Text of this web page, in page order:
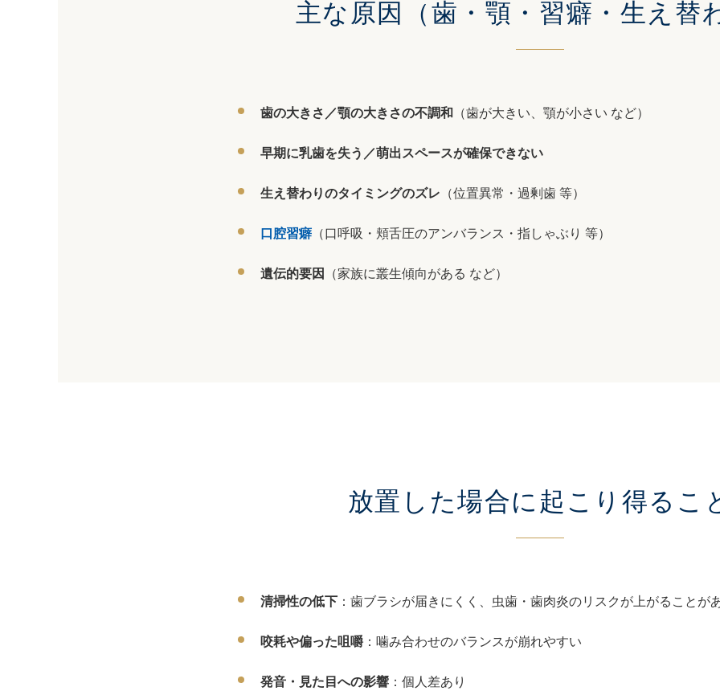
主な原因 （歯・顎・習癖・生え替
歯の大きさ／顎の大きさの不調和 （歯が大きい、顎が小さい など）
早期に乳歯を失う／萌出スペースが確保できない
生え替わりのタイミングのズレ （位置異常・過剰歯 等）
口腔習癖 （口呼吸・頬舌圧のアンバランス・指しゃぶり 等）
遺伝的要因 （家族に叢生傾向がある など）
放置した場合に 起こり得るこ
清掃性の低下 ：歯ブラシが届きにくく、虫歯・歯肉炎のリスクが上がることが
咬耗や偏った咀嚼 ：噛み合わせのバランスが崩れやすい
発音・見た目への影響 ：個人差あり